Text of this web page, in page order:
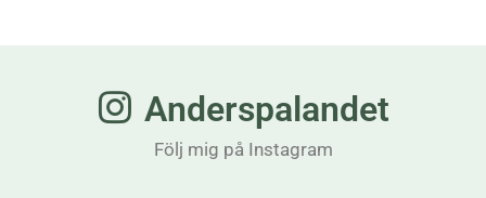
Anderspalandet
Följ mig på Instagram